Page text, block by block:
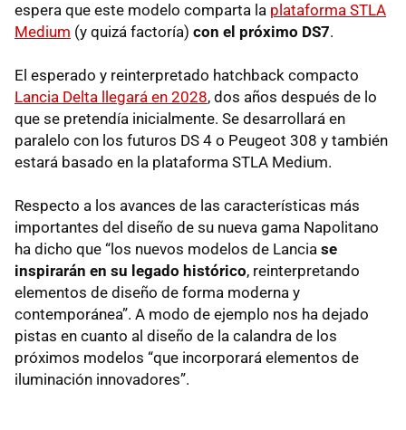
espera que este modelo comparta la plataforma STLA
Medium (y quizá factoría) con el próximo DS7.
El esperado y reinterpretado hatchback compacto
Lancia Delta llegará en 2028, dos años después de lo
que se pretendía inicialmente. Se desarrollará en
paralelo con los futuros DS 4 o Peugeot 308 y también
estará basado en la plataforma STLA Medium.
Respecto a los avances de las características más
importantes del diseño de su nueva gama Napolitano
ha dicho que “los nuevos modelos de Lancia se
inspirarán en su legado histórico, reinterpretando
elementos de diseño de forma moderna y
contemporánea”. A modo de ejemplo nos ha dejado
pistas en cuanto al diseño de la calandra de los
próximos modelos “que incorporará elementos de
iluminación innovadores”.